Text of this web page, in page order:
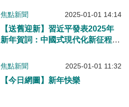
焦點新聞 2025-01-01 14:14
【送舊迎新】習近平發表2025年
新年賀詞：中國式現代化新征程每
焦點新聞 2025-01-01 11:32
【今日網圖】新年快樂